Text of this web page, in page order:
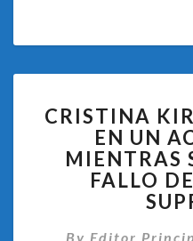
CRISTINA
EN UN
MIENTRAS
FALLO
By Editor